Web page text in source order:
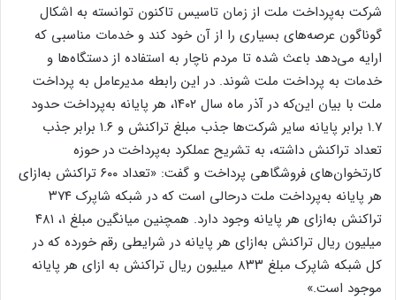
شرکت به‌پرداخت ملت از زمان تاسیس تاکنون توانسته به اشکال
گوناگون عرصه‌های بسیاری را از آن خود کند و خدمات مناسبی که
ارایه می‌دهد باعث شده تا مردم ناچار به استفاده از دستگاه‌ها و
خدمات به پرداخت ملت شوند. در این رابطه مدیرعامل به پرداخت
ملت با بیان این‌که در آذر ماه سال ۱۴۰۲، هر پایانه به‌پرداخت حدود
۱.۷ برابر پایانه سایر شرکت‌ها جذب مبلغ تراکنش و ۱.۶ برابر جذب
تعداد تراکنش داشته، به تشریح عملکرد به‌پرداخت در حوزه
کارتخوان‌های فروشگاهی پرداخت و گفت: «تعداد ۶۰۰ تراکنش به‌ازای
هر پایانه به‌پرداخت ملت درحالی است که در شبکه شاپرک ۳۷۴
تراکنش به‌ازای هر پایانه وجود دارد. همچنین میانگین مبلغ ۱، ۴۸۱
میلیون ریال تراکنش به‌ازای هر پایانه در شرایطی رقم خورده که در
کل شبکه شاپرک مبلغ ۸۳۳ میلیون ریال تراکنش به ازای هر پایانه
موجود است.»